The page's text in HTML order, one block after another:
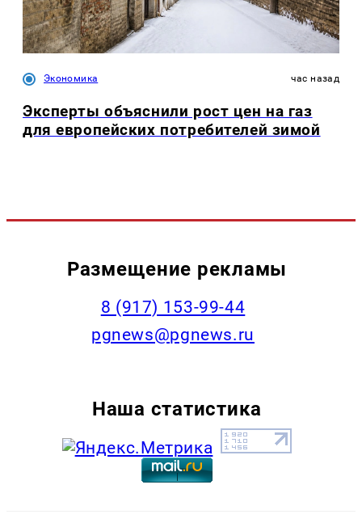
Экономика час назад
Эксперты объяснили рост цен на газ
для европейских потребителей зимой
Размещение рекламы
‭8 (917) 153-99-44
pgnews@pgnews.ru
Наша статистика